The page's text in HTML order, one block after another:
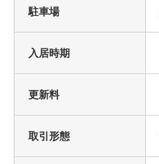
駐車場
入居時期
更新料
取引形態